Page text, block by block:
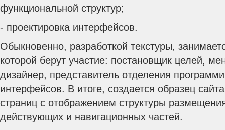
функциональной структур;
- проектировка интерфейсов.
Обыкновенно, разработкой текстуры,
которой берут участие: постановщик целей,
дизайнер, представитель отделения
интерфейсов. В итоге, создается образец
страниц с отображением структуры
действующих и навигационных частей.